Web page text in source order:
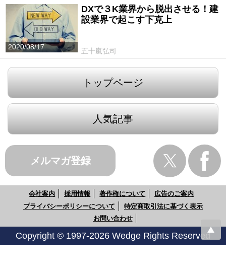
2020/08/17
DXで３K業界から脱出させる！建
設業界で起こす下克上
五十嵐弘司
トップページ
人気記事
メルマガ登録
会社案内 採用情報 著作権について
広告のご案内
プライバシーポリシーについて
特定商取引法に基づく表示
お問い合わせ
Copyright © 1997-2026 Wedge Rights Reserved